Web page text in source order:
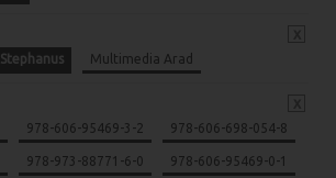
Stephanus Multimedia Arad
978-606-95469-3-2 978-606-698-054-8
978-973-88771-6-0 978-606-95469-0-1